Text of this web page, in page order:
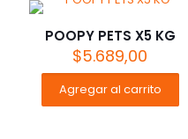
POOPY PETS X5 KG
$5.689,00
Agregar al carrito